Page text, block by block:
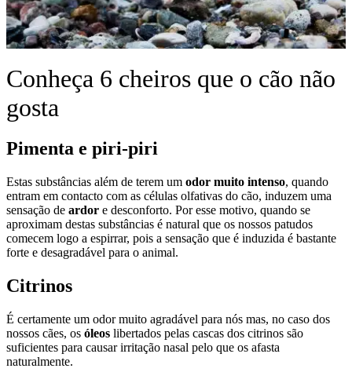
Conheça 6 cheiros que o cão não
gosta
Pimenta e piri-piri
Estas substâncias além de terem um odor muito intenso, quando
entram em contacto com as células olfativas do cão, induzem uma
sensação de ardor e desconforto. Por esse motivo, quando se
aproximam destas substâncias é natural que os nossos patudos
comecem logo a espirrar, pois a sensação que é induzida é bastante
forte e desagradável para o animal.
Citrinos
É certamente um odor muito agradável para nós mas, no caso dos
nossos cães, os óleos libertados pelas cascas dos citrinos são
suficientes para causar irritação nasal pelo que os afasta
naturalmente.